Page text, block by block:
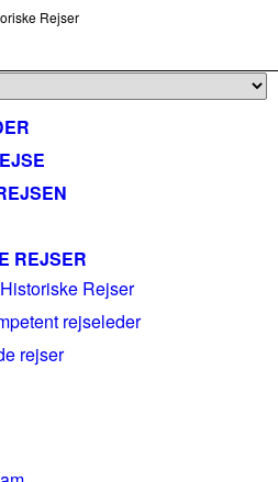
Rejser
REJSER
Rejser
rejseleder
rejser